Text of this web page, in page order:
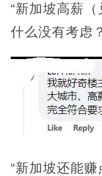
“新加坡高薪
什么没有考虑
“新加坡还能